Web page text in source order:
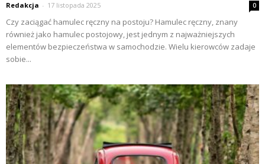
Redakcja - 17 listopada 2025 0
Czy zaciągać hamulec ręczny na postoju? Hamulec ręczny, znany
również jako hamulec postojowy, jest jednym z najważniejszych
elementów bezpieczeństwa w samochodzie. Wielu kierowców zadaje
sobie...